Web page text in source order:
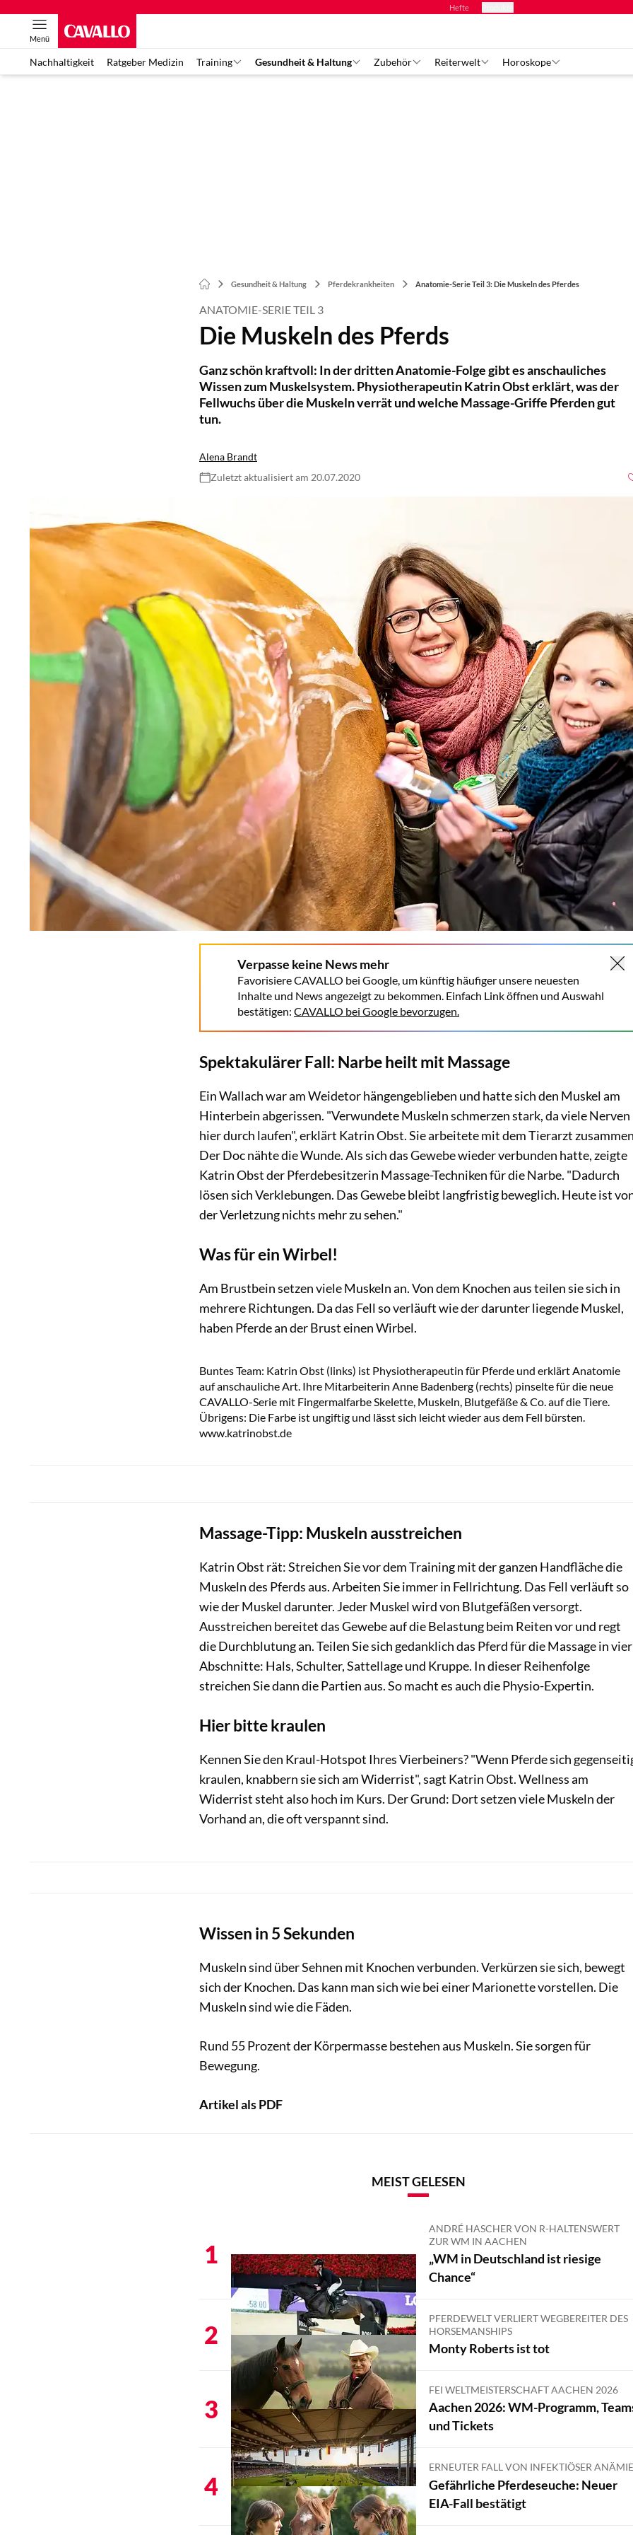
Hefte
Menü
Nachhaltigkeit Ratgeber Medizin Training Gesundheit & Haltung Zubehör Reiterwelt Horoskope
Gesundheit & Haltung Pferdekrankheiten Anatomie-Serie Teil 3: Die Muskeln des Pferdes
ANATOMIE-SERIE TEIL 3
Die Muskeln des Pferds
Ganz schön kraftvoll: In der dritten Anatomie-Folge gibt es anschauliches
Wissen zum Muskelsystem. Physiotherapeutin Katrin Obst erklärt, was der
Fellwuchs über die Muskeln verrät und welche Massage-Griffe Pferden gut
tun.
Alena Brandt
Zuletzt aktualisiert am 20.07.2020
Verpasse keine News mehr
Favorisiere CAVALLO bei Google, um künftig häufiger unsere neuesten
Inhalte und News angezeigt zu bekommen. Einfach Link öffnen und Auswahl
bestätigen: CAVALLO bei Google bevorzugen.
Spektakulärer Fall: Narbe heilt mit Massage
Ein Wallach war am Weidetor hängengeblieben und hatte sich den Muskel am
Hinterbein abgerissen. "Verwundete Muskeln schmerzen stark, da viele Nerven
hier durch laufen", erklärt Katrin Obst. Sie arbeitete mit dem Tierarzt
Der Doc nähte die Wunde. Als sich das Gewebe wieder verbunden hatte, zeigte
Katrin Obst der Pferdebesitzerin Massage-Techniken für die Narbe. "Dadurch
lösen sich Verklebungen. Das Gewebe bleibt langfristig beweglich. Heute ist
der Verletzung nichts mehr zu sehen."
Was für ein Wirbel!
Am Brustbein setzen viele Muskeln an. Von dem Knochen aus teilen sie sich in
mehrere Richtungen. Da das Fell so verläuft wie der darunter liegende Muskel,
haben Pferde an der Brust einen Wirbel.
Buntes Team: Katrin Obst (links) ist Physiotherapeutin für Pferde und erklärt Anatomie
auf anschauliche Art. Ihre Mitarbeiterin Anne Badenberg (rechts) pinselte für die neue
CAVALLO-Serie mit Fingermalfarbe Skelette, Muskeln, Blutgefäße & Co. auf die Tiere.
Übrigens: Die Farbe ist ungiftig und lässt sich leicht wieder aus dem Fell bürsten.
www.katrinobst.de
Massage-Tipp: Muskeln ausstreichen
Katrin Obst rät: Streichen Sie vor dem Training mit der ganzen Handfläche die
Muskeln des Pferds aus. Arbeiten Sie immer in Fellrichtung. Das Fell verläuft so
wie der Muskel darunter. Jeder Muskel wird von Blutgefäßen versorgt.
Ausstreichen bereitet das Gewebe auf die Belastung beim Reiten vor und regt
die Durchblutung an. Teilen Sie sich gedanklich das Pferd für die Massage in vier
Abschnitte: Hals, Schulter, Sattellage und Kruppe. In dieser Reihenfolge
streichen Sie dann die Partien aus. So macht es auch die Physio-Expertin.
Hier bitte kraulen
Kennen Sie den Kraul-Hotspot Ihres Vierbeiners? "Wenn Pferde sich
kraulen, knabbern sie sich am Widerrist", sagt Katrin Obst. Wellness am
Widerrist steht also hoch im Kurs. Der Grund: Dort setzen viele Muskeln der
Vorhand an, die oft verspannt sind.
Wissen in 5 Sekunden
Muskeln sind über Sehnen mit Knochen verbunden. Verkürzen sie sich, bewegt
sich der Knochen. Das kann man sich wie bei einer Marionette vorstellen. Die
Muskeln sind wie die Fäden.
Rund 55 Prozent der Körpermasse bestehen aus Muskeln. Sie sorgen für
Bewegung.
Artikel als PDF
MEIST GELESEN
1
ANDRÉ HASCHER VON R-HALTENSWERT
ZUR WM IN AACHEN
„WM in Deutschland ist riesige
Chance“
2
PFERDEWELT VERLIERT WEGBEREITER DES
HORSEMANSHIPS
Monty Roberts ist tot
3
FEI WELTMEISTERSCHAFT AACHEN 2026
Aachen 2026: WM-Programm,
und Tickets
4
ERNEUTER FALL VON INFEKTIÖSER ANÄMIE
Gefährliche Pferdeseuche: Neuer
EIA-Fall bestätigt